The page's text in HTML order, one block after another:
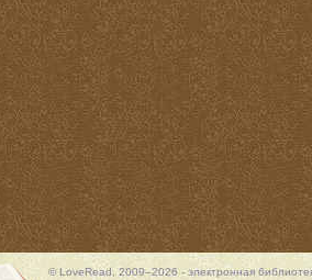
© LoveRead, 2009–2026 - электронная